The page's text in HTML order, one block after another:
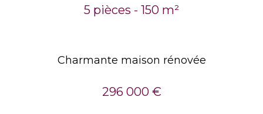
5 pièces - 150 m²
Charmante maison rénovée
296 000 €